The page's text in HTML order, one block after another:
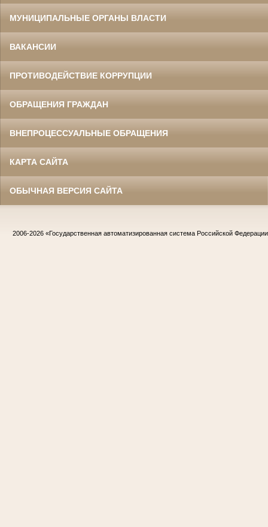
МУНИЦИПАЛЬНЫЕ ОРГАНЫ ВЛАСТИ
ВАКАНСИИ
ПРОТИВОДЕЙСТВИЕ КОРРУПЦИИ
ОБРАЩЕНИЯ ГРАЖДАН
ВНЕПРОЦЕССУАЛЬНЫЕ ОБРАЩЕНИЯ
КАРТА САЙТА
ОБЫЧНАЯ ВЕРСИЯ САЙТА
2006-2026 «Государственная автоматизированная система Российской